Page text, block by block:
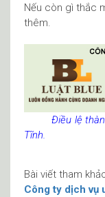
Nếu còn gì thắc
thêm.
Điều lệ thành
Tĩnh.
Bài viết tham
Công ty dịch vụ